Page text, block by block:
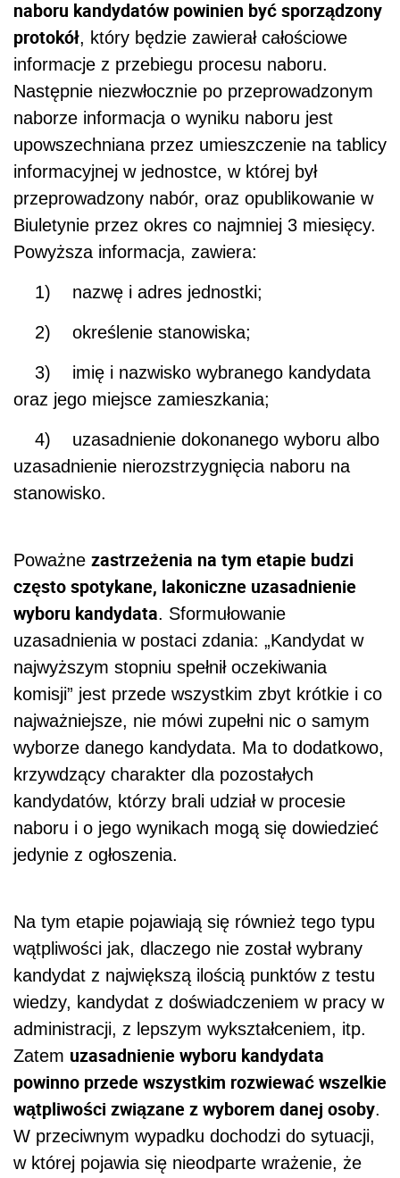
naboru kandydatów powinien być sporządzony
protokół, który będzie zawierał całościowe
informacje z przebiegu procesu naboru.
Następnie niezwłocznie po przeprowadzonym
naborze informacja o wyniku naboru jest
upowszechniana przez umieszczenie na tablicy
informacyjnej w jednostce, w której był
przeprowadzony nabór, oraz opublikowanie w
Biuletynie przez okres co najmniej 3 miesięcy.
Powyższa informacja, zawiera:
1) nazwę i adres jednostki;
2) określenie stanowiska;
3) imię i nazwisko wybranego kandydata
oraz jego miejsce zamieszkania;
4) uzasadnienie dokonanego wyboru albo
uzasadnienie nierozstrzygnięcia naboru na
stanowisko.
Poważne zastrzeżenia na tym etapie budzi
często spotykane, lakoniczne uzasadnienie
wyboru kandydata. Sformułowanie
uzasadnienia w postaci zdania: „Kandydat w
najwyższym stopniu spełnił oczekiwania
komisji” jest przede wszystkim zbyt krótkie i co
najważniejsze, nie mówi zupełni nic o samym
wyborze danego kandydata. Ma to dodatkowo,
krzywdzący charakter dla pozostałych
kandydatów, którzy brali udział w procesie
naboru i o jego wynikach mogą się dowiedzieć
jedynie z ogłoszenia.
Na tym etapie pojawiają się również tego typu
wątpliwości jak, dlaczego nie został wybrany
kandydat z największą ilością punktów z testu
wiedzy, kandydat z doświadczeniem w pracy w
administracji, z lepszym wykształceniem, itp.
Zatem uzasadnienie wyboru kandydata
powinno przede wszystkim rozwiewać wszelkie
wątpliwości związane z wyborem danej osoby.
W przeciwnym wypadku dochodzi do sytuacji,
w której pojawia się nieodparte wrażenie, że